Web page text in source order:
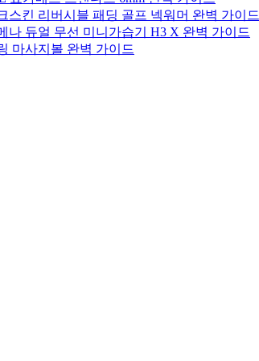
스킨 리버시블 패딩 골프 넥워머 완벽 가이드
나 듀얼 무선 미니가습기 H3 X 완벽 가이드
마사지볼 완벽 가이드